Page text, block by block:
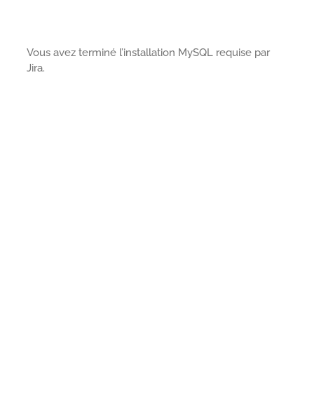
Vous avez terminé l’installation MySQL requise par
Jira.